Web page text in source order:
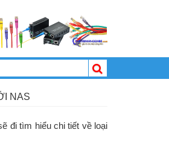
NAS
đi tìm hiểu chi tiết về loại